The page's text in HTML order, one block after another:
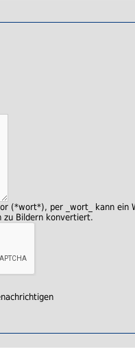
(*wort*), per _wort_ kann ein
zu Bildern konvertiert.